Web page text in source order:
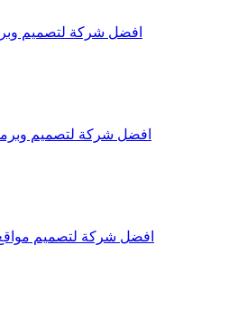
افضل شركة لتصميم
افضل شركة لتصميم
افضل شركة لتصميم مواقع